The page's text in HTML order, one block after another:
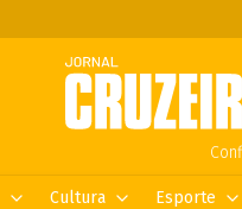
Cultura Esporte